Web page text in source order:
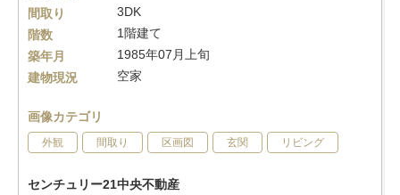
間取り
3DK
階数
1階建て
築年月
1985年07月上旬
建物現況
空家
画像カテゴリ
外観 間取り 区画図 玄関 リビング
センチュリー21中央不動産